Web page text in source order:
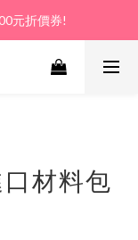
送100元!
元折價券!
送100元!
口材料包